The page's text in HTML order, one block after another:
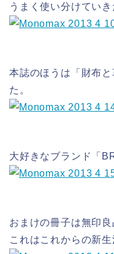
うまく使い分けていき
本誌のほうは「財布
た。
大好きなブランド「
おまけの冊子は無印
これはこれからの新